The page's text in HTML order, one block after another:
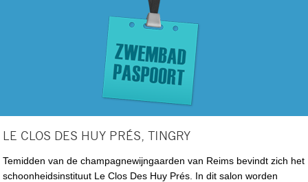
LE CLOS DES HUY PRÉS, TINGRY
Temidden van de champagnewijngaarden van Reims bevindt zich het
schoonheidsinstituut Le Clos Des Huy Prés. In dit salon worden